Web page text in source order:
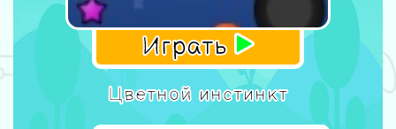
Играть
Цветной инстинкт